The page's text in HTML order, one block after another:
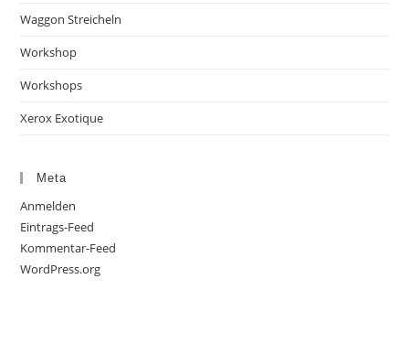
Waggon Streicheln
Workshop
Workshops
Xerox Exotique
Meta
Anmelden
Eintrags-Feed
Kommentar-Feed
WordPress.org